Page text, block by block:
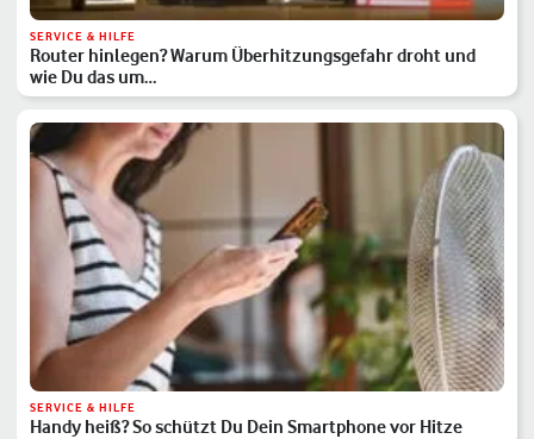
SERVICE & HILFE
Router hinlegen? Warum Überhitzungsgefahr droht und
wie Du das um…
SERVICE & HILFE
Handy heiß? So schützt Du Dein Smartphone vor Hitze